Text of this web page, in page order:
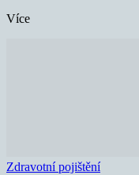
Více
Zdravotní pojištění